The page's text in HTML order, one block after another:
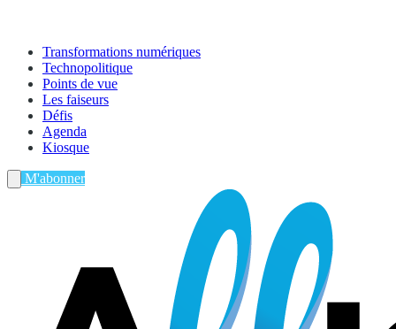
Transformations numériques
Technopolitique
Points de vue
Les faiseurs
Défis
Agenda
Kiosque
M'abonner